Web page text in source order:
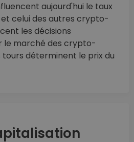
aujourd'hui le taux
et celui des autres crypto-
les décisions
le marché des crypto-
tours déterminent le prix du